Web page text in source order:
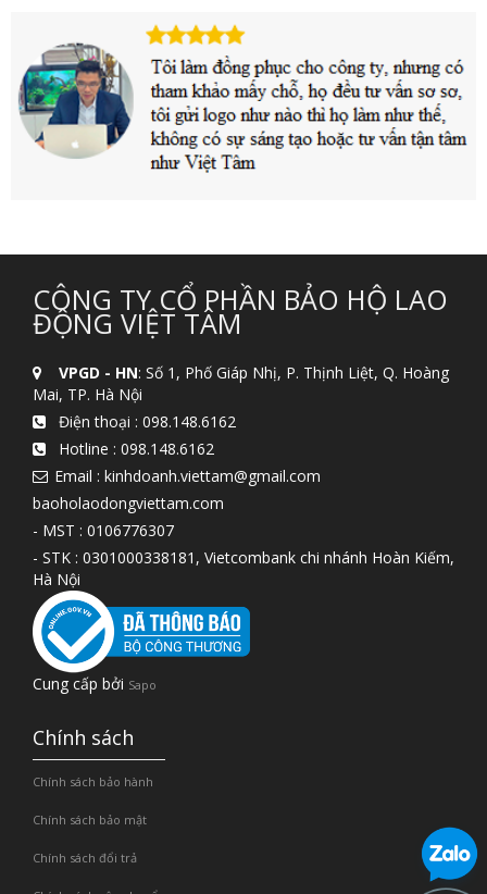
CÔNG TY CỔ PHẦN BẢO HỘ LAO
ĐỘNG VIỆT TÂM
VPGD - HN: Số 1, Phố Giáp Nhị, P. Thịnh Liệt, Q. Hoàng
Mai, TP. Hà Nội
Điện thoại : 098.148.6162
Hotline : 098.148.6162
Email : kinhdoanh.viettam@gmail.com
baoholaodongviettam.com
- MST : 0106776307
- STK : 0301000338181, Vietcombank chi nhánh Hoàn Kiếm,
Hà Nội
Cung cấp bởi Sapo
Chính sách
Chính sách bảo hành
Chính sách bảo mật
Chính sách đổi trả